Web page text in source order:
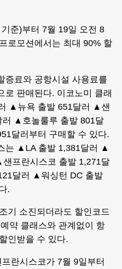
준)부터 7월 19일 오전 8
로모션에서는 최대 90% 할
증료와 공항시설 사용료를
로 판매된다. 이코노미 클래
▲뉴욕 출발 651달러 ▲샌
러 ▲호놀룰루 출발 801달
달러부터 구매할 수 있다.
는 ▲LA 출발 1,381달러 ▲
프란시스코 출발 1,271달
달러 ▲워싱턴 DC 출발
.
기 소진되더라도 할인코드
예약 클래스와 관계없이 항
인받을 수 있다.
란시스코가 7월 9일부터